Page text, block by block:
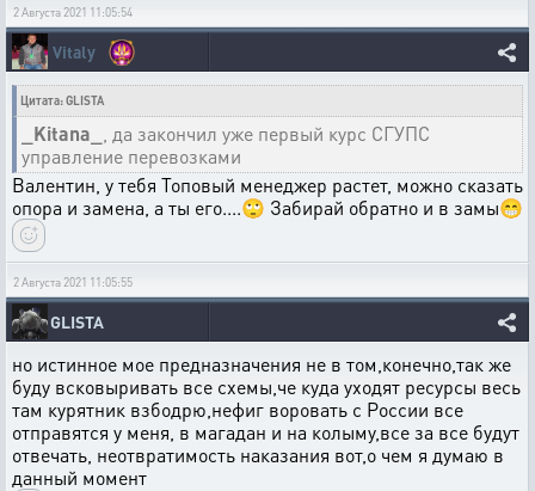
2 Августа 2021 11:05:54
Vitaly
Цитата: GLISTA
_Kitana_
, да закончил уже первый курс СГУПС
управление перевозками
Валентин, у тебя Топовый менеджер растет, можно сказать
опора и замена, а ты его....🙄 Забирай обратно и в замы😁
2 Августа 2021 11:05:55
GLISTA
но истинное мое предназначения не в том,конечно,так же
буду всковыривать все схемы,че куда уходят ресурсы весь
там курятник взбодрю,нефиг воровать с России все
отправятся у меня, в магадан и на колыму,все за все будут
отвечать, неотвратимость наказания вот,о чем я думаю в
данный момент